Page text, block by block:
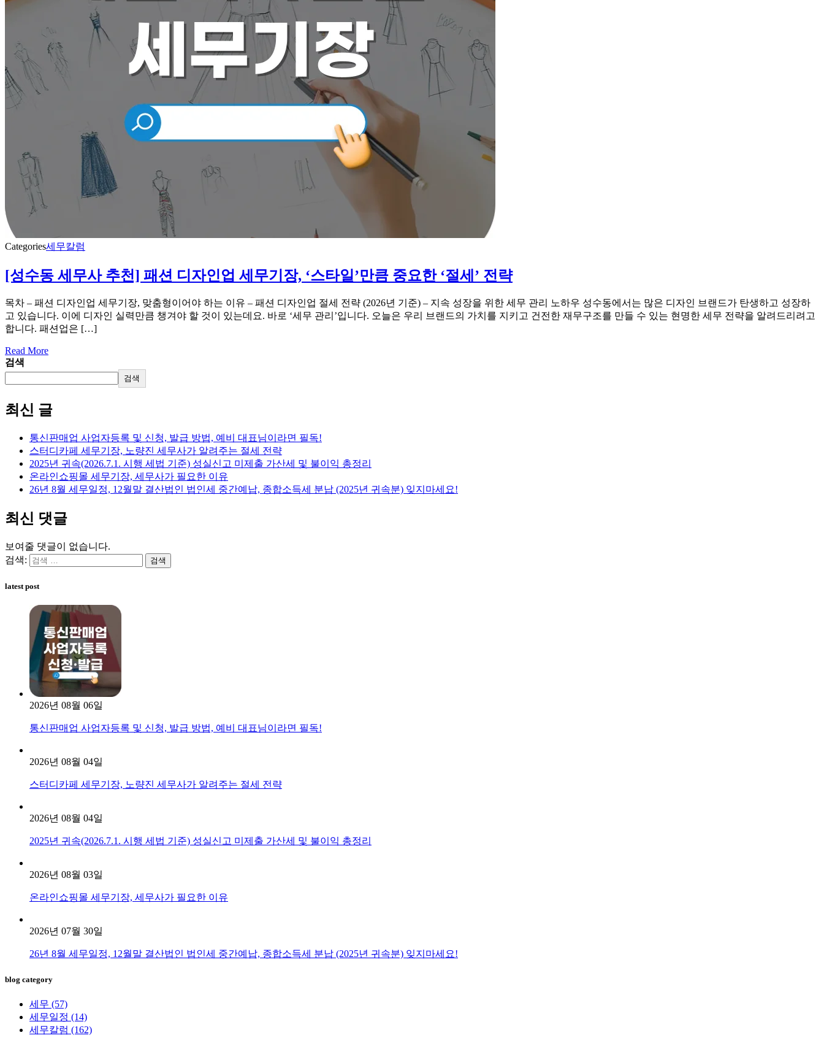
Categories세무칼럼
[성수동 세무사 추천] 패션 디자인업 세무기장, ‘스타일’만큼 중요한 ‘절세’ 전략
목차 – 패션 디자인업 세무기장, 맞춤형이어야 하는 이유 – 패션 디자인업 절세 전략 (2026년 기준) – 지속 성장을 위한 세무 관리 노하우 성수동에서는 많은 디자인 브랜드가 탄생하고 성장하
고 있습니다. 이에 디자인 실력만큼 챙겨야 할 것이 있는데요. 바로 ‘세무 관리’입니다. 오늘은 우리 브랜드의 가치를 지키고 건전한 재무구조를 만들 수 있는 현명한 세무 전략을 알려드리려고
합니다. 패션업은 […]
Read More
검색
검색
최신 글
통신판매업 사업자등록 및 신청, 발급 방법, 예비 대표님이라면 필독!
스터디카페 세무기장, 노량진 세무사가 알려주는 절세 전략
2025년 귀속(2026.7.1. 시행 세법 기준) 성실신고 미제출 가산세 및 불이익 총정리
온라인쇼핑몰 세무기장, 세무사가 필요한 이유
26년 8월 세무일정, 12월말 결산법인 법인세 중간예납, 종합소득세 분납 (2025년 귀속분) 잊지마세요!
최신 댓글
보여줄 댓글이 없습니다.
검색:
latest post
2026년 08월 06일
통신판매업 사업자등록 및 신청, 발급 방법, 예비 대표님이라면 필독!
2026년 08월 04일
스터디카페 세무기장, 노량진 세무사가 알려주는 절세 전략
2026년 08월 04일
2025년 귀속(2026.7.1. 시행 세법 기준) 성실신고 미제출 가산세 및 불이익 총정리
2026년 08월 03일
온라인쇼핑몰 세무기장, 세무사가 필요한 이유
2026년 07월 30일
26년 8월 세무일정, 12월말 결산법인 법인세 중간예납, 종합소득세 분납 (2025년 귀속분) 잊지마세요!
blog category
세무 (57)
세무일정 (14)
세무칼럼 (162)